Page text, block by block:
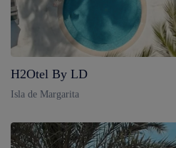
H2Otel By LD
Isla de Margarita